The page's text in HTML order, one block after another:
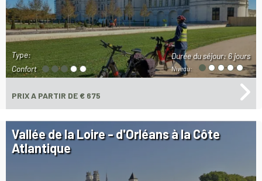
Durée du séjour:6 jours
Niveau:
Type:
Confort
PRIXA PARTIR DE € 675
Vallée de la Loire - d'Orléans à la Côte
Atlantique